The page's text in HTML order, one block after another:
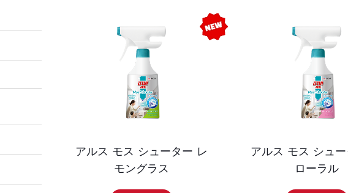
アルス モス シューター レ
モングラス
アルス モス シュ
ローラル